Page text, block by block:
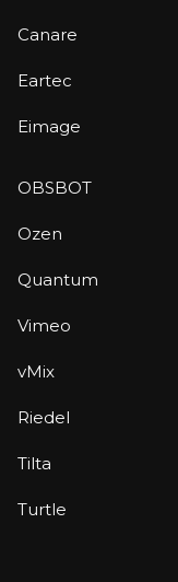
Canare
Eartec
Eimage
OBSBOT
Ozen
Quantum
Vimeo
vMix
Riedel
Tilta
Turtle